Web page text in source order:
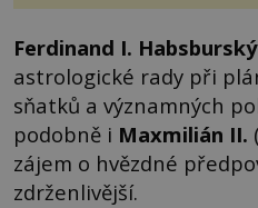
Ferdinand I. Habsburský
astrologické rady při
sňatků a významných
podobně i Maxmilián II.
zájem o hvězdné
zdrženlivější.